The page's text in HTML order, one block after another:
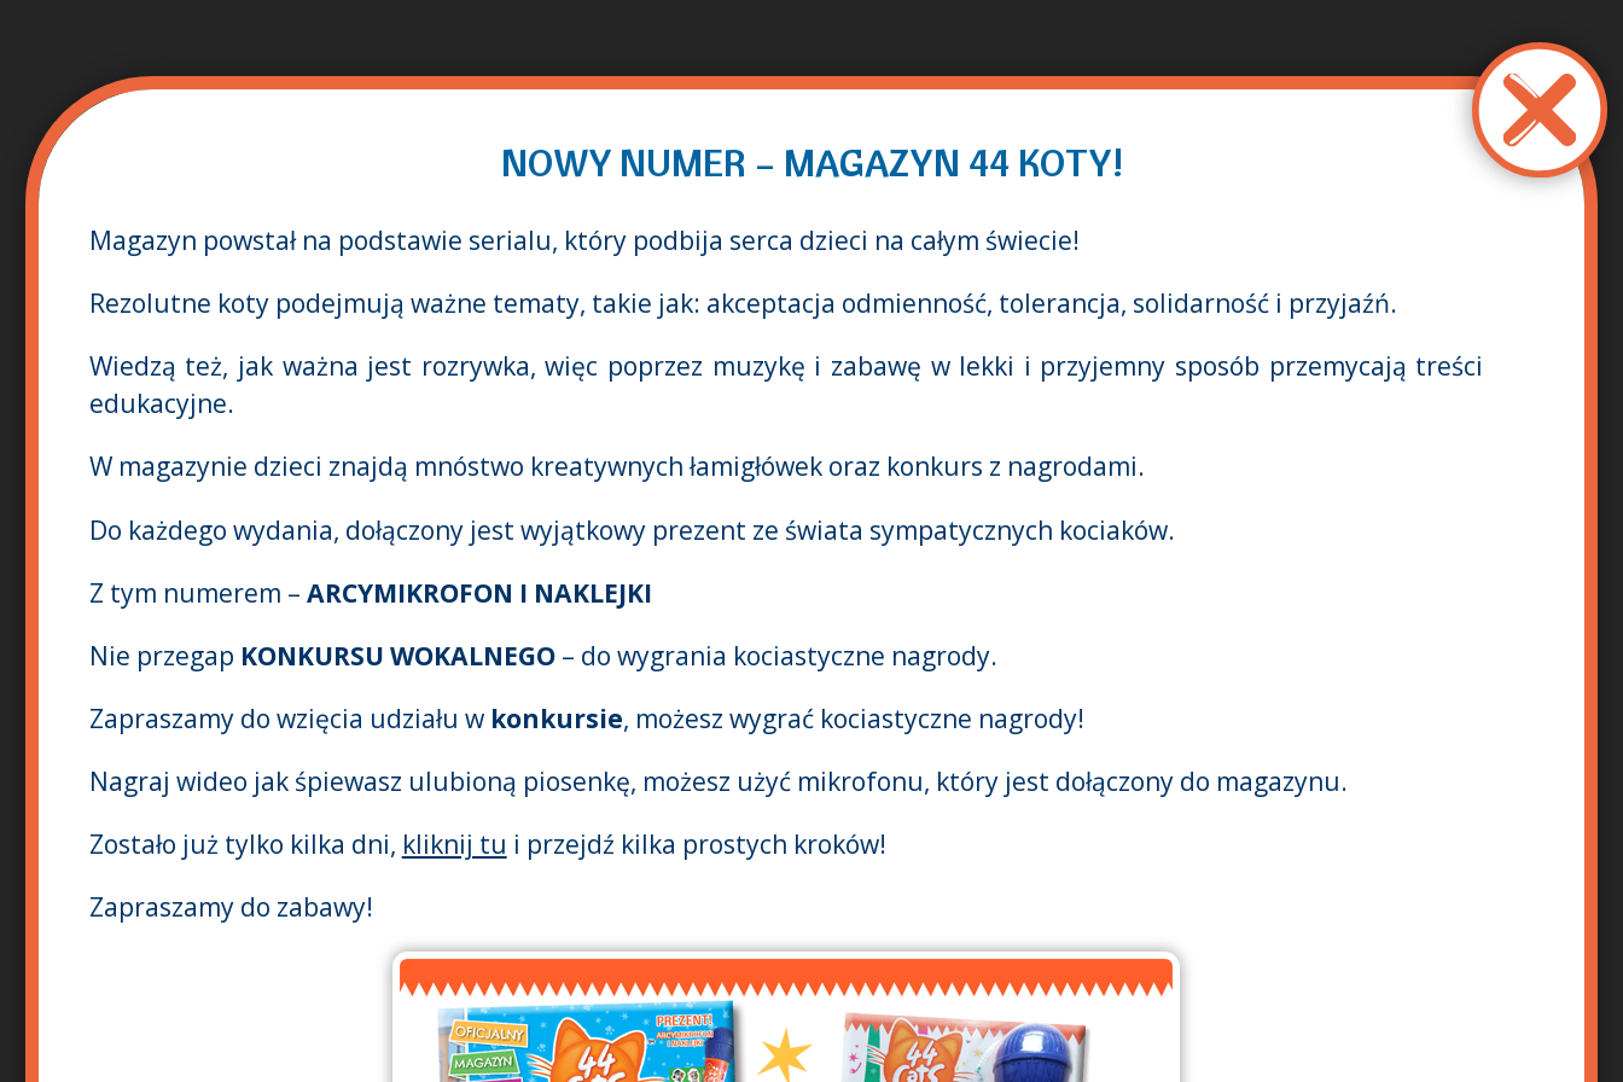
Inhalt
NOWY NUMER – MAGAZYN 44 KOTY!
Magazyn powstał na podstawie serialu, który podbija serca dzieci na całym świecie!
Rezolutne koty podejmują ważne tematy, takie jak: akceptacja odmienność, tolerancja, solidarność i przyjaźń.
Wiedzą też, jak ważna jest rozrywka, więc poprzez muzykę i zabawę w lekki i przyjemny sposób przemycają treści
edukacyjne.
W magazynie dzieci znajdą mnóstwo kreatywnych łamigłówek oraz konkurs z nagrodami.
Do każdego wydania, dołączony jest wyjątkowy prezent ze świata sympatycznych kociaków.
Z tym numerem – ARCYMIKROFON I NAKLEJKI
Nie przegap KONKURSU WOKALNEGO– do wygrania kociastyczne nagrody.
Zapraszamy do wzięcia udziału w konkursie, możesz wygrać kociastyczne nagrody!
Nagraj wideo jak śpiewasz ulubioną piosenkę, możesz użyć mikrofonu, który jest dołączony do magazynu.
Zostało już tylko kilka dni, kliknij tu i przejdź kilka prostych kroków!
Zapraszamy do zabawy!